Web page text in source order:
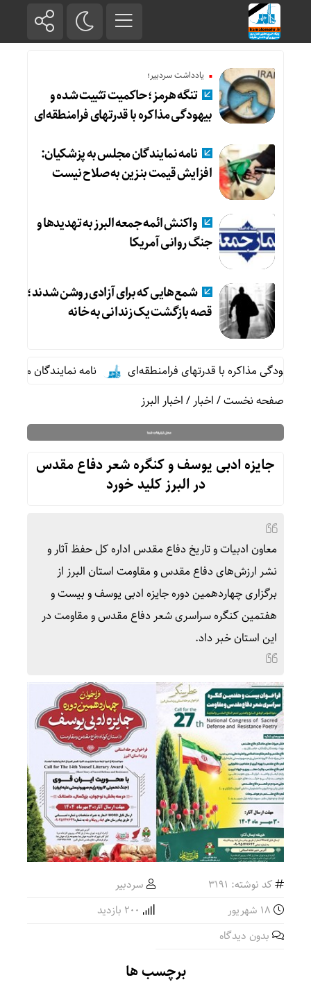
یادداشت سردبیر؛
تنگه هرمز؛ حاکمیت تثبیت شده و
بیهودگی مذاکره با قدرتهای فرامنطقه‌ای
نامه نمایندگان مجلس به پزشکیان:
افزایش قیمت بنزین به صلاح نیست
واکنش ائمه جمعه البرز به تهدیدها و
جنگ روانی آمریکا
شمع‌هایی که ‌برای آزادی روشن شدند؛
قصه بازگشت یک زندانی به خانه
مذاکره با قدرتهای فرامنطقه‌ای
نامه نمایندگان مجلس
صفحه نخست/اخبار/اخبار البرز
جایزه ادبی یوسف و کنگره شعر دفاع مقدس
در البرز کلید خورد
معاون ادبیات و تاریخ دفاع مقدس اداره کل حفظ آثار و
نشر ارزش‌های دفاع مقدس و مقاومت استان البرز از
برگزاری چهاردهمین دوره جایزه ادبی یوسف و بیست و
هفتمین کنگره سراسری شعر دفاع مقدس و مقاومت در
این استان خبر داد.
کد نوشته: 3191
سردبیر
بدون دیدگاه
برچسب ها